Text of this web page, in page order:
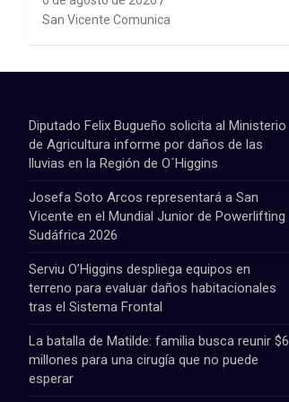
en la Región de O´Higgins
San Vicente Comunica
Diputado Felix Bugueño solicita al Ministerio
de Agricultura informe por daños de las
lluvias en la Región de O´Higgins
Josefa Soto Arcos representará a San
Vicente en el Mundial Junior de Powerlifting
Sudáfrica 2026
Serviu O’Higgins despliega equipos en
terreno para evaluar daños habitacionales
tras el Sistema Frontal
La batalla de Matilde: familia busca reunir $6
millones para una cirugía que no puede
esperar